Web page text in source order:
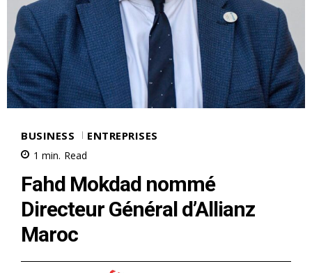
BUSINESS ENTREPRISES
1 min. Read
Fahd Mokdad nommé
Directeur Général d’Allianz
Maroc